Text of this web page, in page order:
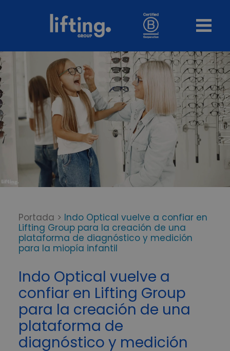
Portada > Indo Optical vuelve a confiar en
Lifting Group para la creación de una
plataforma de diagnóstico y medición
para la miopía infantil
Indo Optical vuelve a
confiar en Lifting Group
para la creación de una
plataforma de
diagnóstico y medición